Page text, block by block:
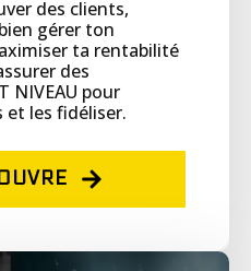
des clients,
gérer ton
ta rentabilité
des
NIVEAU pour
les fidéliser.